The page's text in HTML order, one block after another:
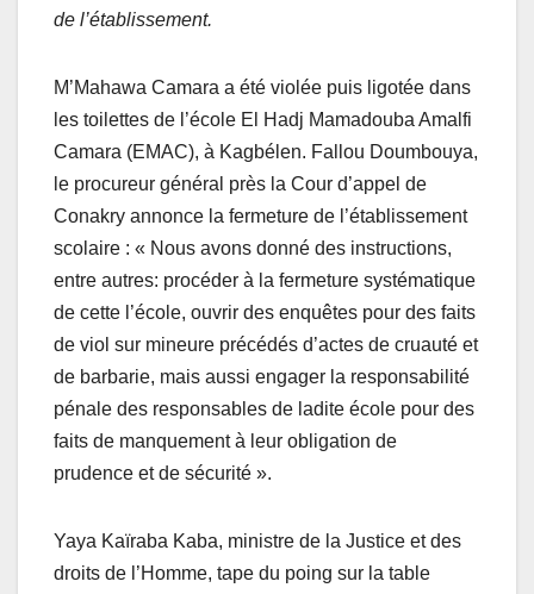
de l’établissement.
M’Mahawa Camara a été violée puis ligotée dans
les toilettes de l’école El Hadj Mamadouba Amalfi
Camara (EMAC), à Kagbélen. Fallou Doumbouya,
le procureur général près la Cour d’appel de
Conakry annonce la fermeture de l’établissement
scolaire : « Nous avons donné des instructions,
entre autres: procéder à la fermeture systématique
de cette l’école, ouvrir des enquêtes pour des faits
de viol sur mineure précédés d’actes de cruauté et
de barbarie, mais aussi engager la responsabilité
pénale des responsables de ladite école pour des
faits de manquement à leur obligation de
prudence et de sécurité ».
Yaya Kaïraba Kaba, ministre de la Justice et des
droits de l’Homme, tape du poing sur la table